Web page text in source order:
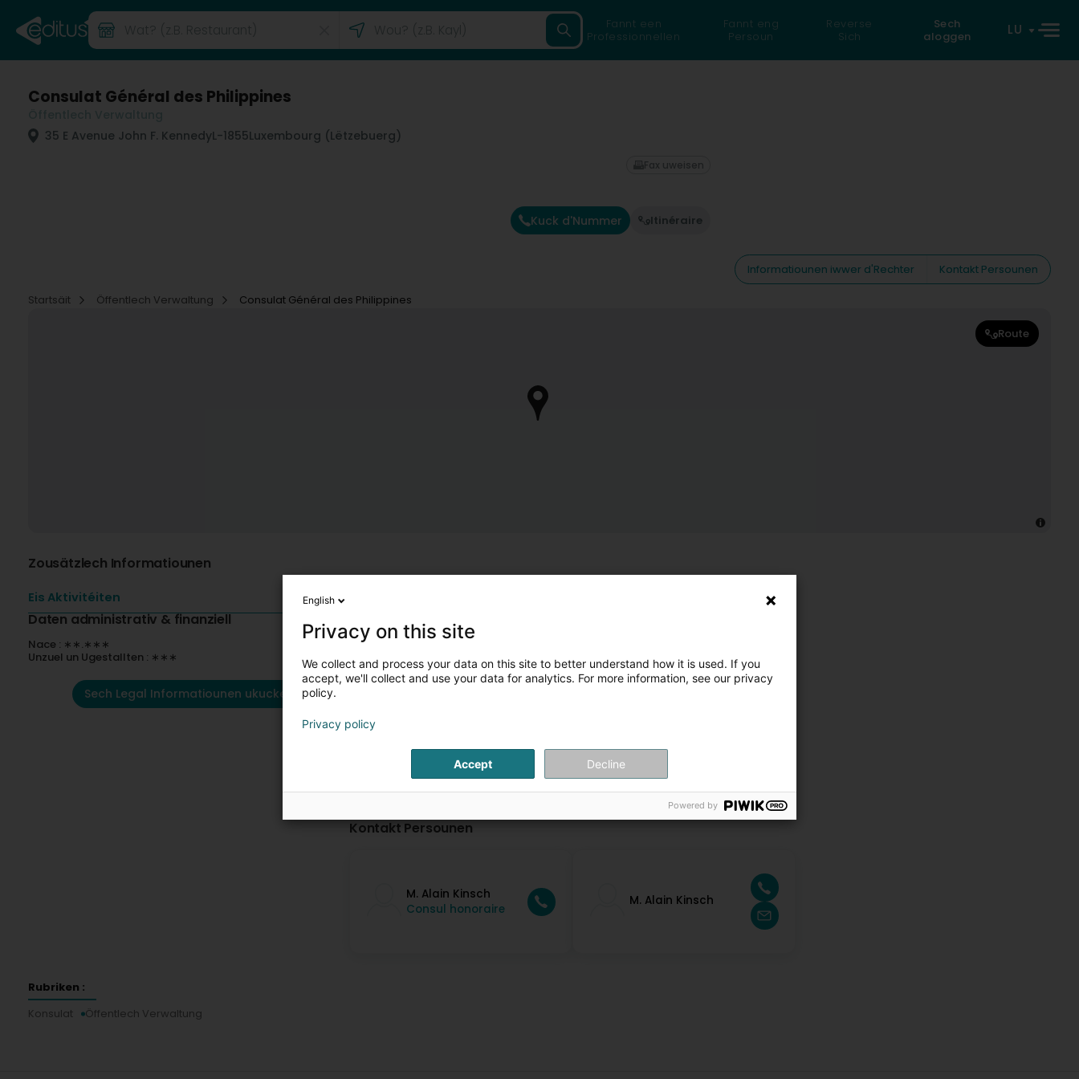
Fannt een
Professionnellen
Fannt eng
Persoun
Reverse
Sich
Sech
aloggen
LU
Consulat Général des Philippines
35 E Avenue John F. KennedyL-1855Luxembourg (Lëtzebuerg)
Kuck d'Nummer Itinéraire
Fax uweisen
Informatiounen iwwer d'Rechter
Kontakt Persounen
Startsäit
Öffentlech Verwaltung Consulat Général des Philippines
Route
Zousätzlech Informatiounen
Eis Aktivitéiten
Daten administrativ & finanziell
Nace : ∗∗.∗∗∗
Unzuel un Ugestallten : ∗∗∗
Sech Legal Informatiounen ukucken
Kontakt Persounen
M. Alain Kinsch
Consul honoraire
M. Alain Kinsch
Rubriken :
Konsulat
Öffentlech Verwaltung
English
Privacy on this site
We collect and process your data on this site to better understand how it is used. If you
accept, we'll collect and use your data for analytics. For more information, see our privacy
policy.
Privacy policy
Accept Decline
Powered by